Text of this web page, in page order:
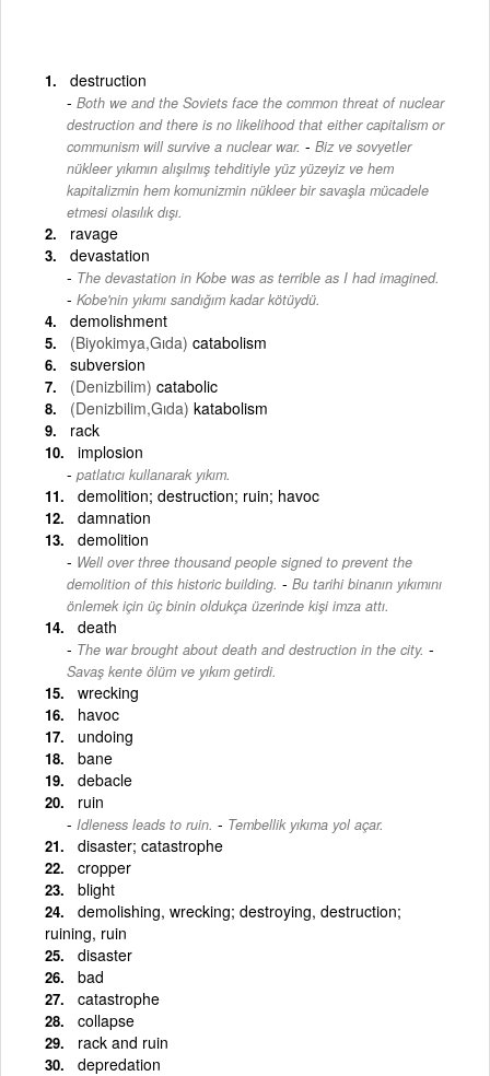
destruction
Both we and the Soviets face the common threat of nuclear
destruction and there is no likelihood that either capitalism or
communism will survive a nuclear war. - Biz ve sovyetler
nükleer yıkımın alışılmış tehditiyle yüz yüzeyiz ve hem
kapitalizmin hem komunizmin nükleer bir savaşla mücadele
etmesi olasılık dışı.
ravage
devastation
The devastation in Kobe was as terrible as I had imagined.
- Kobe'nin yıkımı sandığım kadar kötüydü.
demolishment
(Biyokimya,Gıda) catabolism
subversion
(Denizbilim) catabolic
(Denizbilim,Gıda) katabolism
rack
implosion
patlatıcı kullanarak yıkım.
demolition; destruction; ruin; havoc
damnation
demolition
Well over three thousand people signed to prevent the
demolition of this historic building. - Bu tarihi binanın yıkımını
önlemek için üç binin oldukça üzerinde kişi imza attı.
death
The war brought about death and destruction in the city. -
Savaş kente ölüm ve yıkım getirdi.
wrecking
havoc
undoing
bane
debacle
ruin
Idleness leads to ruin. - Tembellik yıkıma yol açar.
disaster; catastrophe
cropper
blight
demolishing, wrecking; destroying, destruction;
ruining, ruin
disaster
bad
catastrophe
collapse
rack and ruin
depredation